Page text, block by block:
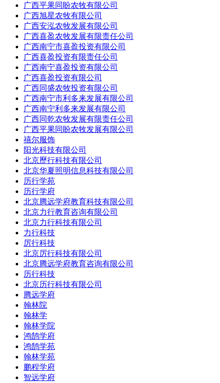
广西平果同盼农牧有限公司
广西旭星农牧有限公司
广西安泓农牧发展有限公司
广西喜盈农牧发展有限责任公司
广西南宁市喜盈投资有限公司
广西喜盈投资有限责任公司
广西南宁喜盈投资有限公司
广西喜盈投资有限公司
广西同盛农牧投资有限公司
广西南宁市利多来发展有限公司
广西南宁利多来发展有限公司
广西同乾农牧发展有限责任公司
广西平果同盼农牧发展有限公司
禧尔服饰
阳光科技有限公司
北京歷行科技有限公司
北京华夏照明信息科技有限公司
历行学苑
历行学府
北京腾远学府教育科技有限公司
北京力行教育咨询有限公司
北京力行科技有限公司
力行科技
厉行科技
北京厉行科技有限公司
北京腾远学府教育咨询有限公司
历行科技
北京历行科技有限公司
腾远学府
翰林院
翰林学
翰林学院
鸿鹄学府
鸿鹄学苑
翰林学苑
鹏程学府
智远学府